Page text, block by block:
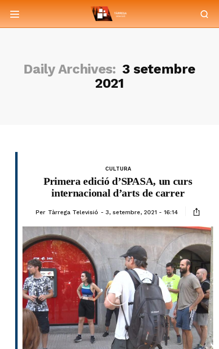
Daily Archives: 3 setembre
2021
CULTURA
Primera edició d’SPASA, un curs
internacional d’arts de carrer
Per Tàrrega Televisió 3, setembre, 2021 - 16:14